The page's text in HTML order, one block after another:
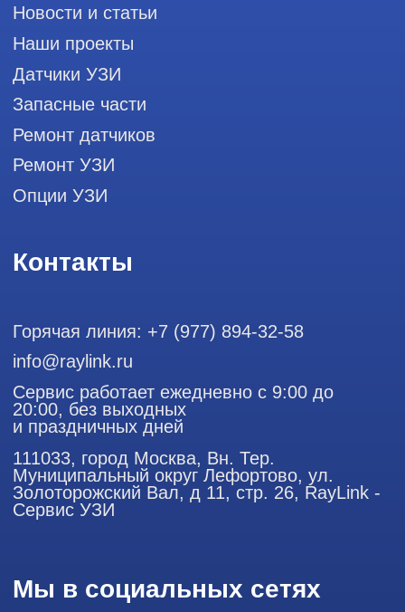
Использование материалов данного сайта разрешено
представленная на сайте, ни при каких условиях не
является публичной офертой, определяемой положениями
Продолжая работу с сайтом, вы даете согласие на
использование сайтом cookies и обработку персональных
данных в целях функционирования сайта, проведения
ретаргетинга, статистических исследований, улучшения
сервиса и предоставления релевантной рекламной
информации на основе ваших предпочтений и интересов.
Профессиональный сервис ремонта
аппаратов ультразвуковой
диагностики, запасных частей и
датчиков
111033, город Москва, Вн. Тер. Муниципальный округ
Политика конфиденциальности